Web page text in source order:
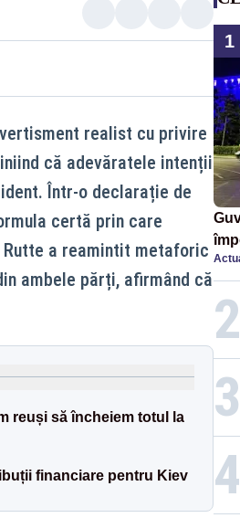
realist cu privire
că adevăratele intenții
Într-o declarație de
certă prin care
a reamintit metaforic
ambele părți, afirmând că
reuși să încheiem totul la
financiare pentru Kiev
1
2
3
4